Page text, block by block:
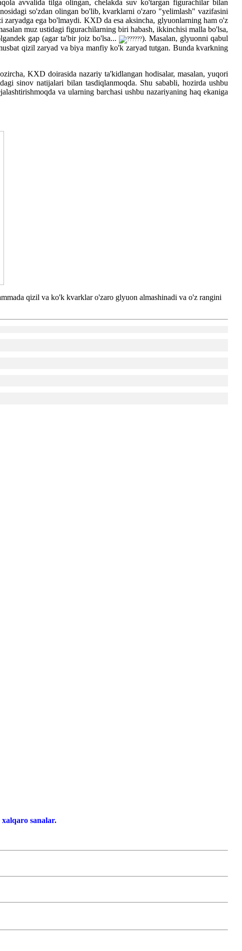
avvalida tilga olingan, chelakda suv ko'targan figurachilar bilan
so'zdan olingan bo'lib, kvarklarni o'zaro "yelimlash" vazifasini
ega bo'lmaydi. KXD da esa aksincha, glyuonlarning ham o'z
muz ustidagi figurachilarning biri habash, ikkinchisi malla bo'lsa,
gap (agar ta'bir joiz bo'lsa...
). Masalan, glyuonni qabul
qizil zaryad va biya manfiy ko'k zaryad tutgan. Bunda kvarkning
KXD doirasida nazariy ta'kidlangan hodisalar, masalan, yuqori
sinov natijalari bilan tasdiqlanmoqda. Shu sababli, hozirda ushbu
va ularning barchasi ushbu nazariyaning haq ekaniga
qizil va ko'k kvarklar o'zaro glyuon almashinadi va o'z rangini
sanalar.